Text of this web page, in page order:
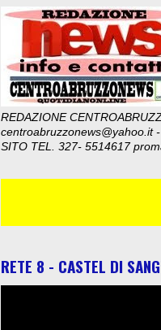
REDAZIONE
centroabruzzonews@yahoo.it
SITO TEL. 327- 5514617
RETE 8 - CASTEL DI